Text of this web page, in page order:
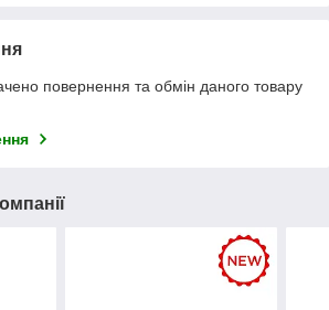
повернення та обмін даного товару